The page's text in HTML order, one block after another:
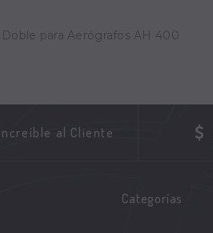
para Aerógrafos AH 400
al Cliente
Categorías